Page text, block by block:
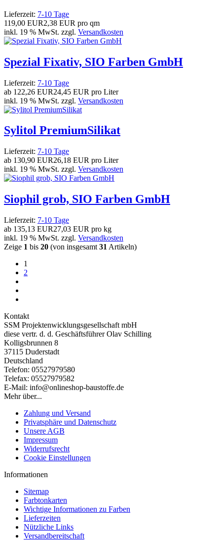
Lieferzeit: 7-10 Tage
119,00 EUR2,38 EUR pro qm
inkl. 19 % MwSt. zzgl. Versandkosten
Spezial Fixativ, SIO Farben GmbH
Lieferzeit: 7-10 Tage
ab 122,26 EUR24,45 EUR pro Liter
inkl. 19 % MwSt. zzgl. Versandkosten
Sylitol PremiumSilikat
Lieferzeit: 7-10 Tage
ab 130,90 EUR26,18 EUR pro Liter
inkl. 19 % MwSt. zzgl. Versandkosten
Siophil grob, SIO Farben GmbH
Lieferzeit: 7-10 Tage
ab 135,13 EUR27,03 EUR pro kg
inkl. 19 % MwSt. zzgl. Versandkosten
Zeige 1 bis 20 (von insgesamt 31 Artikeln)
1
2
Kontakt
SSM Projektenwicklungsgesellschaft mbH
diese vertr. d. d. Geschäftsführer Olav Schilling
Kolligsbrunnen 8
37115 Duderstadt
Deutschland
Telefon: 05527979580
Telefax: 05527979582
E-Mail: info@onlineshop-baustoffe.de
Mehr über...
Zahlung und Versand
Privatsphäre und Datenschutz
Unsere AGB
Impressum
Widerrufsrecht
Cookie Einstellungen
Informationen
Sitemap
Farbtonkarten
Wichtige Informationen zu Farben
Lieferzeiten
Nützliche Links
Versandbereitschaft